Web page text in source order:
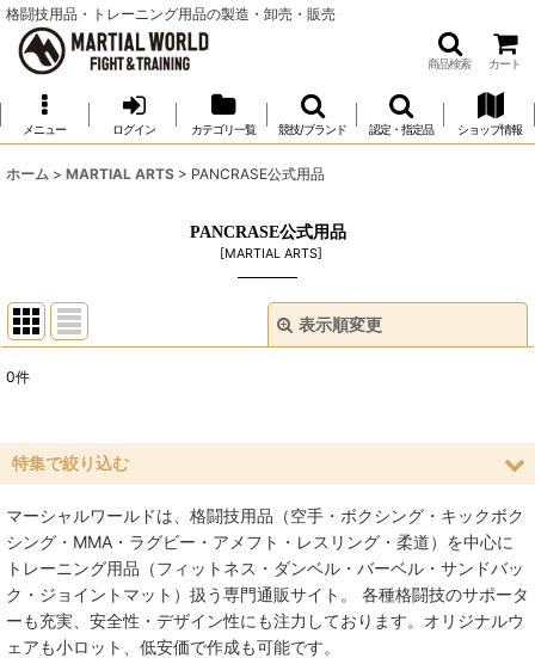
格闘技用品・トレーニング用品の製造・卸売・販売
商品検索 カート
メニュー ログイン カテゴリ一覧 競技/ブランド 認定・指定品 ショップ情報
ホーム > MARTIAL ARTS > PANCRASE公式用品
PANCRASE公式用品
[MARTIAL ARTS]
表示順変更
並び順:
絞り込む
0件
特集で絞り込む
空手
MMA総合格闘技
柔術
マーシャルワールドは、格闘技用品（空手・ボクシング・キックボク
シング・MMA・ラグビー・アメフト・レスリング・柔道）を中心に
トレーニング用品（フィットネス・ダンベル・バーベル・サンドバッ
ク・ジョイントマット）扱う専門通販サイト。 各種格闘技のサポータ
ーも充実、安全性・デザイン性にも注力しております。オリジナルウ
ェアも小ロット、低安価で作成も可能です。